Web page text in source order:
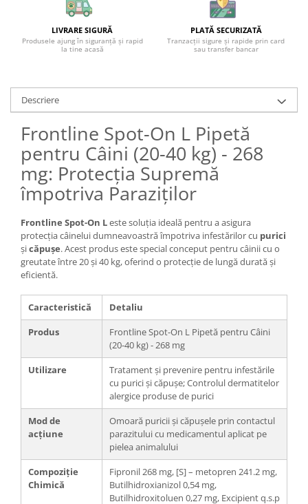
LIVRARE SIGURĂ
Produsele ajung în siguranță și rapid
la tine acasă
PLATĂ SECURIZATĂ
Tranzacții sigure și rapide prin card
sau transfer bancar
Descriere
Frontline Spot-On L Pipetă
pentru Câini (20-40 kg) - 268
mg: Protecția Supremă
împotriva Paraziților
Frontline Spot-On Leste soluția ideală pentru a asigura
protecția câinelui dumneavoastră împotriva infestărilor cu purici
șicăpușe. Acest produs este special conceput pentru câinii cu o
greutate între 20 și 40 kg, oferind o protecție de lungă durată și
eficientă.
Caracteristică
Detaliu
Produs
Frontline Spot-On L Pipetă pentru Câini
(20-40 kg) - 268 mg
Utilizare
Tratament și prevenire pentru infestările
cu purici și căpușe; Controlul dermatitelor
alergice produse de purici
Mod de
acțiune
Omoară puricii și căpușele prin contactul
parazitului cu medicamentul aplicat pe
pielea animalului
Compoziție
Chimică
Fipronil 268 mg, [S] – metopren 241.2 mg,
Butilhidroxianizol 0,54 mg,
Butilhidroxitoluen 0,27 mg, Excipient q.s.p